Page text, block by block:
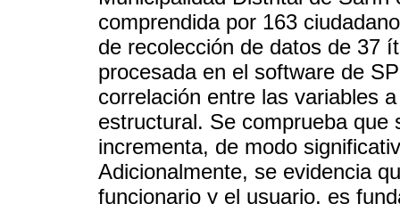
comprendida por 163
de recolección de datos de 37
procesada en el software de
correlación entre las variables
estructural. Se comprueba que
incrementa, de modo
Adicionalmente, se evidencia
funcionario y el usuario, es